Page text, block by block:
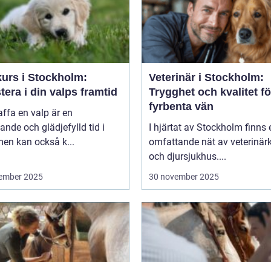
i Stockholm:
i din valps framtid
en valp är en
och glädjefylld tid i
kan också k...
2025
Veterinär i Stockholm:
Trygghet och kvalitet
fyrbenta vän
I hjärtat av Stockholm finns
omfattande nät av
och djursjukhus....
30 november 2025